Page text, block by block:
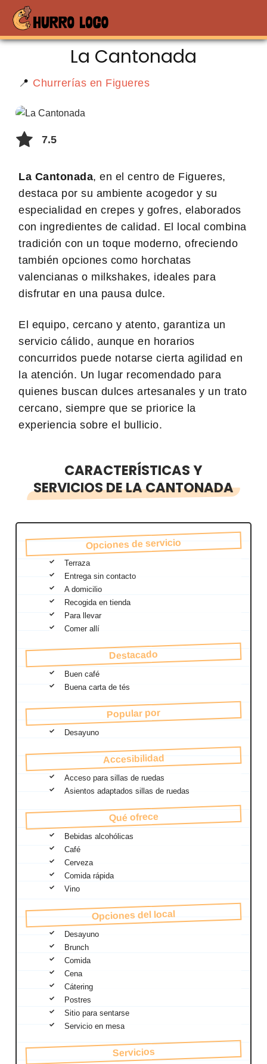
La Cantonada
📍 Churrerías en Figueres
7.5
La Cantonada, en el centro de Figueres,
destaca por su ambiente acogedor y su
especialidad en crepes y gofres, elaborados
con ingredientes de calidad. El local combina
tradición con un toque moderno, ofreciendo
también opciones como horchatas
valencianas o milkshakes, ideales para
disfrutar en una pausa dulce.
El equipo, cercano y atento, garantiza un
servicio cálido, aunque en horarios
concurridos puede notarse cierta agilidad en
la atención. Un lugar recomendado para
quienes buscan dulces artesanales y un trato
cercano, siempre que se priorice la
experiencia sobre el bullicio.
CARACTERÍSTICAS Y
SERVICIOS DE LA CANTONADA
Opciones de servicio
Terraza
Entrega sin contacto
A domicilio
Recogida en tienda
Para llevar
Comer allí
Destacado
Buen café
Buena carta de tés
Popular por
Desayuno
Accesibilidad
Acceso para sillas de ruedas
Asientos adaptados sillas de ruedas
Qué ofrece
Bebidas alcohólicas
Café
Cerveza
Comida rápida
Vino
Opciones del local
Desayuno
Brunch
Comida
Cena
Cátering
Postres
Sitio para sentarse
Servicio en mesa
Servicios